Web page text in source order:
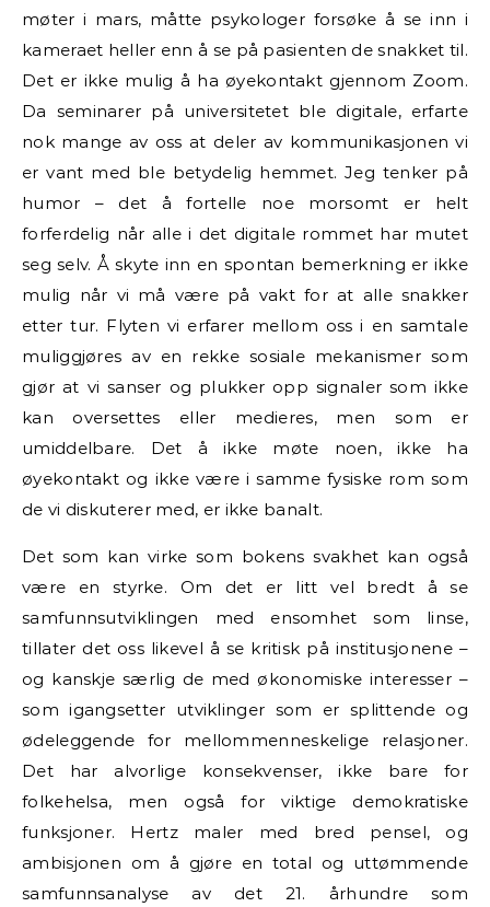
møter i mars, måtte psykologer forsøke å se inn i
kameraet heller enn å se på pasienten de snakket til.
Det er ikke mulig å ha øyekontakt gjennom Zoom.
Da seminarer på universitetet ble digitale, erfarte
nok mange av oss at deler av kommunikasjonen vi
er vant med ble betydelig hemmet. Jeg tenker på
humor – det å fortelle noe morsomt er helt
forferdelig når alle i det digitale rommet har mutet
seg selv. Å skyte inn en spontan bemerkning er ikke
mulig når vi må være på vakt for at alle snakker
etter tur. Flyten vi erfarer mellom oss i en samtale
muliggjøres av en rekke sosiale mekanismer som
gjør at vi sanser og plukker opp signaler som ikke
kan oversettes eller medieres, men som er
umiddelbare. Det å ikke møte noen, ikke ha
øyekontakt og ikke være i samme fysiske rom som
de vi diskuterer med, er ikke banalt.
Det som kan virke som bokens svakhet kan også
være en styrke. Om det er litt vel bredt å se
samfunnsutviklingen med ensomhet som linse,
tillater det oss likevel å se kritisk på institusjonene –
og kanskje særlig de med økonomiske interesser –
som igangsetter utviklinger som er splittende og
ødeleggende for mellommenneskelige relasjoner.
Det har alvorlige konsekvenser, ikke bare for
folkehelsa, men også for viktige demokratiske
funksjoner. Hertz maler med bred pensel, og
ambisjonen om å gjøre en total og uttømmende
samfunnsanalyse av det 21. århundre som